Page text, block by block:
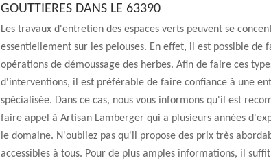
GOUTTIERES DANS LE 63390
Les travaux d'entretien des espaces verts peuvent se
essentiellement sur les pelouses. En effet, il est possible de
opérations de démoussage des herbes. Afin de faire ces
d'interventions, il est préférable de faire confiance à une
spécialisée. Dans ce cas, nous vous informons qu'il est
faire appel à Artisan Lamberger qui a plusieurs années
le domaine. N'oubliez pas qu'il propose des prix très
accessibles à tous. Pour de plus amples informations, il